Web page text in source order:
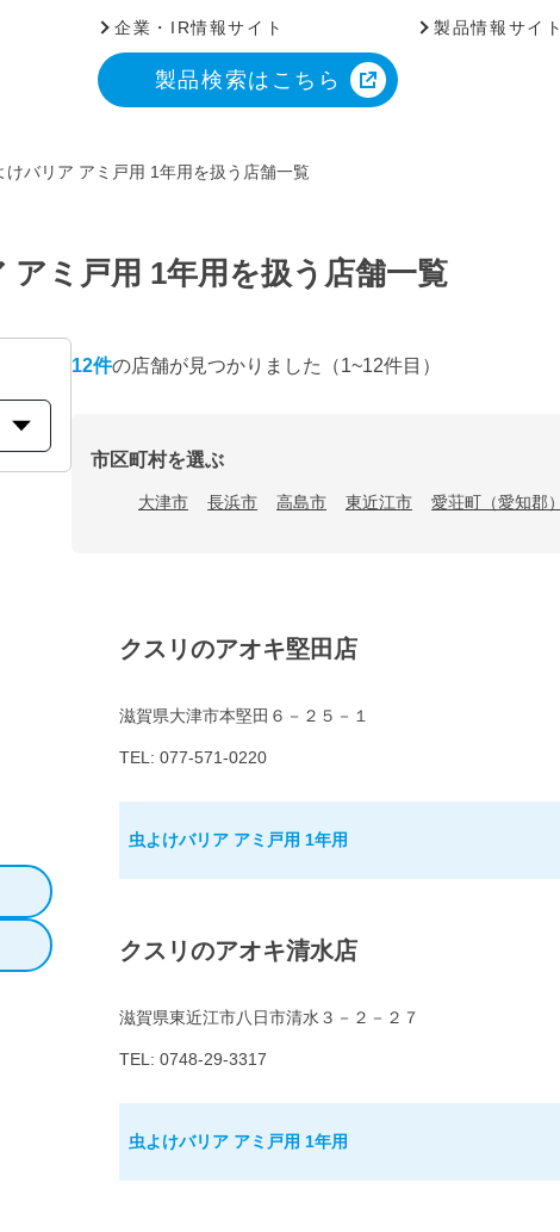
企業・IR情報サイト 製品情報サイト
製品検索はこちら
けバリア アミ戸用 1年用を扱う店舗一覧
ミ戸用 1年用を扱う店舗一覧
12件の店舗が見つかりました （1~12件目）
市区町村を選ぶ
大津市 長浜市 高島市 東近江市 愛荘町（愛知郡）
クスリのアオキ堅田店
滋賀県大津市本堅田６－２５－１
TEL: 077-571-0220
虫よけバリア アミ戸用 1年用
クスリのアオキ清水店
滋賀県東近江市八日市清水３－２－２７
TEL: 0748-29-3317
虫よけバリア アミ戸用 1年用